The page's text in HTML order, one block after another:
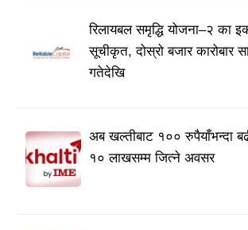
रिलायबल समृद्धि योजना–२ का
सूचीकृत, दोस्रो बजार कारोबार
गतेदेखि
अब खल्तीबाट १०० रुपैयाँभन्दा
१० लाखसम्म जित्ने अवसर